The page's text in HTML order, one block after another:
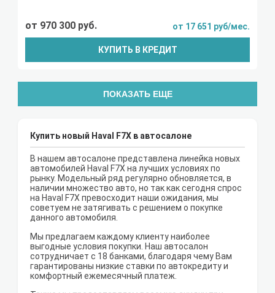
от 970 300 руб. от 17 651 руб/мес.
КУПИТЬ В КРЕДИТ
ПОКАЗАТЬ ЕЩЕ
Купить новый Haval F7X в автосалоне
В нашем автосалоне представлена линейка новых
автомобилей Haval F7X на лучших условиях по
рынку. Модельный ряд регулярно обновляется, в
наличии множество авто, но так как сегодня спрос
на Haval F7X превосходит наши ожидания, мы
советуем не затягивать с решением о покупке
данного автомобиля.
Мы предлагаем каждому клиенту наиболее
выгодные условия покупки. Наш автосалон
сотрудничает с 18 банками, благодаря чему Вам
гарантированы низкие ставки по автокредиту и
комфортный ежемесячный платеж.